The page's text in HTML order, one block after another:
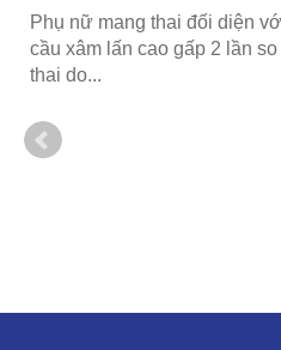
Phụ nữ mang thai đối diện
cầu xâm lấn cao gấp 2 lần
thai do...